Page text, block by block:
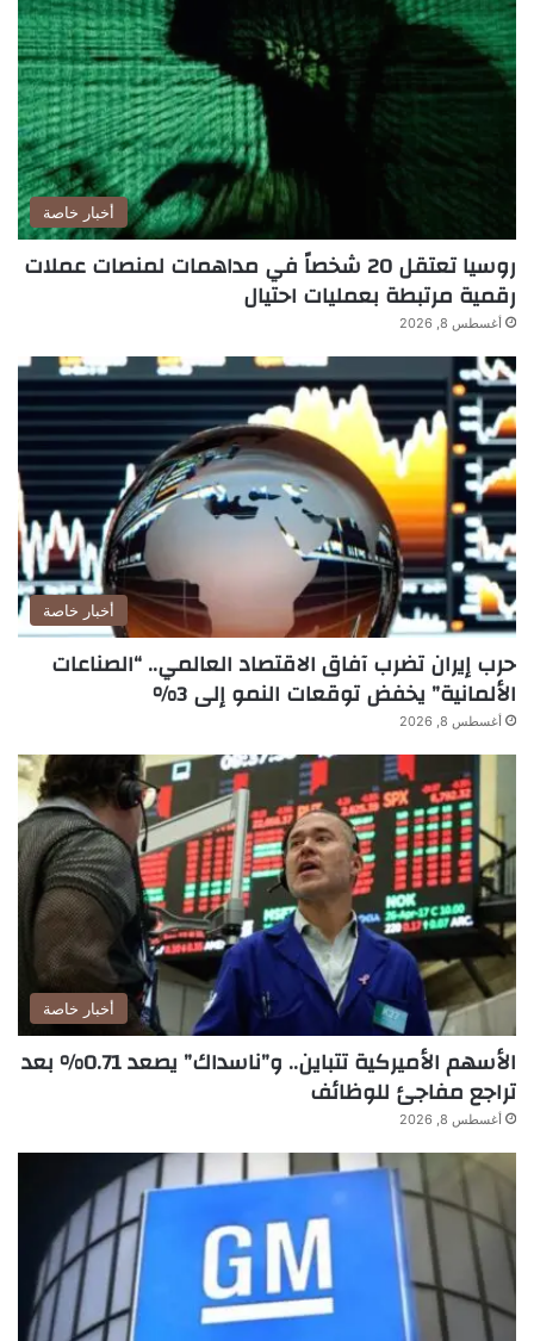
أخبار خاصة
روسيا تعتقل 20 شخصاً في مداهمات لمنصات عملات
رقمية مرتبطة بعمليات احتيال
أغسطس 8, 2026
أخبار خاصة
حرب إيران تضرب آفاق الاقتصاد العالمي.. “الصناعات
الألمانية” يخفض توقعات النمو إلى 3%
أغسطس 8, 2026
أخبار خاصة
الأسهم الأميركية تتباين.. و”ناسداك” يصعد 0.71% بعد
تراجع مفاجئ للوظائف
أغسطس 8, 2026